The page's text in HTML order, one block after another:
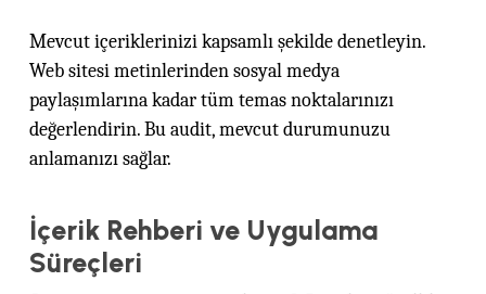
Mevcut içeriklerinizi kapsamlı şekilde denetleyin.
Web sitesi metinlerinden sosyal medya
paylaşımlarına kadar tüm temas noktalarınızı
değerlendirin. Bu audit, mevcut durumunuzu
anlamanızı sağlar.
İçerik Rehberi ve Uygulama
Süreçleri